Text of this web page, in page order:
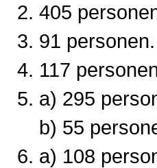
405
91 personen.
117
a) 295
b) 55
a) 108